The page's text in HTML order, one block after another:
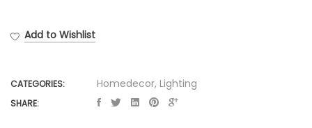
Add to Wishlist
CATEGORIES: Homedecor, Lighting
SHARE: